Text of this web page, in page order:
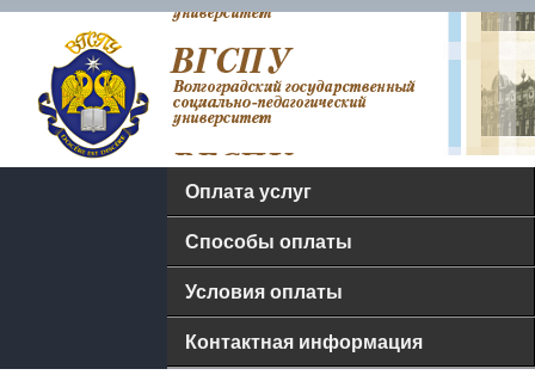
Перейти к основному
содержанию
Оплата
услуг
ФГБОУ
"ВГСПУ"
Оплата услуг
Способы оплаты
Условия оплаты
Контактная информация